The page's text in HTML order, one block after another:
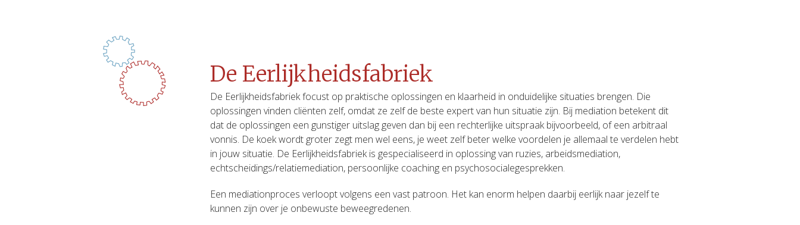
De Eerlijkheidsfabriek
De Eerlijkheidsfabriek focust op praktische oplossingen en klaarheid in onduidelijke situaties brengen. Die
oplossingen vinden cliënten zelf, omdat ze zelf de beste expert van hun situatie zijn. Bij mediation betekent dit
dat de oplossingen een gunstiger uitslag geven dan bij een rechterlijke uitspraak bijvoorbeeld, of een arbitraal
vonnis. De koek wordt groter zegt men wel eens, je weet zelf beter welke voordelen je allemaal te verdelen hebt
in jouw situatie. De Eerlijkheidsfabriek is gespecialiseerd in oplossing van ruzies, arbeidsmediation,
echtscheidings/relatiemediation, persoonlijke coaching en psychosocialegesprekken.
Een mediationproces verloopt volgens een vast patroon. Het kan enorm helpen daarbij eerlijk naar jezelf te
kunnen zijn over je onbewuste beweegredenen.